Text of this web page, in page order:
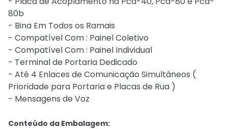
80b
- Bina Em Todos os Ramais
- Compatível Com : Painel Coletivo
- Compatível Com : Painel Individual
- Terminal de Portaria Dedicado
- Até 4 Enlaces de Comunicação Simultâneos (
Prioridade para Portaria e Placas de Rua )
- Mensagens de Voz
Conteúdo da Embalagem: